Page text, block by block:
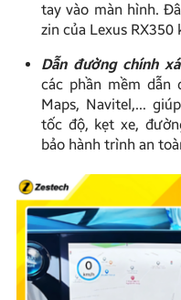
tay vào màn hình.
zin của Lexus RX350
Dẫn đường chính
các phần mềm dẫn
Maps, Navitel,…
tốc độ, kẹt xe,
bảo hành trình an